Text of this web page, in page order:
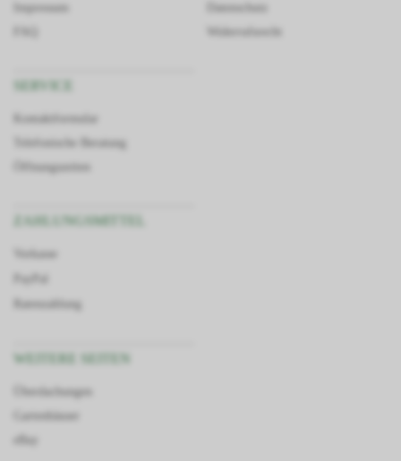
Impressum
Telefonische Beratung
Öffnungszeiten
ZAHLUNGSMITTEL
Vorkasse
Ratenzahlung
WEITERE SEITEN
Überdachungen
Gartenhäuser